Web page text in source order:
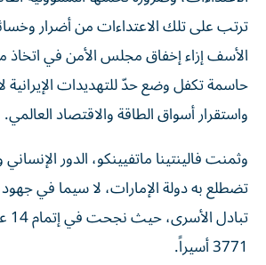
ترتب على تلك الاعتداءات من أضرار
الأسف إزاء إخفاق مجلس الأمن في اتخاذ
حاسمة تكفل وضع حدّ للتهديدات الإيرانية
واستقرار أسواق الطاقة والاقتصاد العالمي.
وثمنت فالينتينا ماتفيينكو، الدور
تضطلع به دولة الإمارات، لا سيما في
3771 أسيراً.